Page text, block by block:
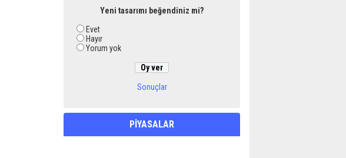
Yeni tasarımı beğendiniz mi?
Evet
Hayır
Yorum yok
Sonuçlar
PİYASALAR